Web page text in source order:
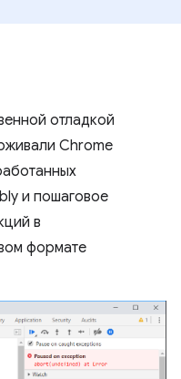
отладкой
Chrome
и пошаговое
в
формате